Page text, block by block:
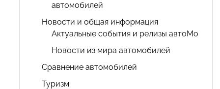
автомобилей
Новости и общая информация
Актуальные события и релизы автоМо
Новости из мира автомобилей
Сравнение автомобилей
Туризм